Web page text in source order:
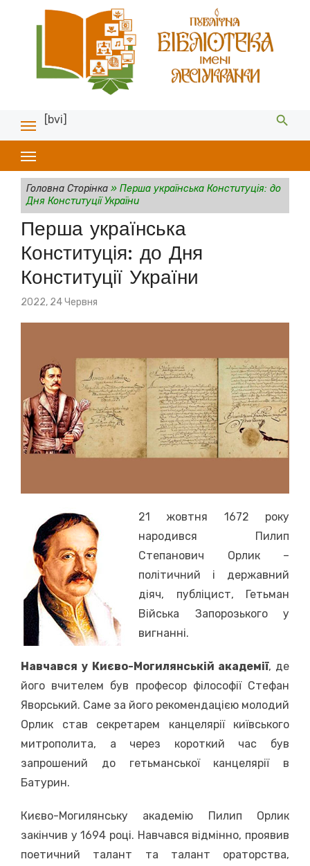
[bvi]
Головна Сторінка» Перша українська Конституція: до
Дня Конституції України
Перша українська
Конституція: до Дня
Конституції України
Posted
2022, 24 Червня
21 жовтня 1672 року
народився Пилип
Степанович Орлик –
політичний і державний
діяч, публіцист, Гетьман
Війська Запорозького у
вигнанні.
Навчався у Києво-Могилянській академії, де
його вчителем був професор філософії Стефан
Яворський. Саме за його рекомендацією молодий
Орлик став секретарем канцелярії київського
митрополита, а через короткий час був
запрошений до гетьманської канцелярії в
Батурин.
Києво-Могилянську академію Пилип Орлик
закінчив у 1694 році. Навчався відмінно, проявив
поетичний талант та талант ораторства,